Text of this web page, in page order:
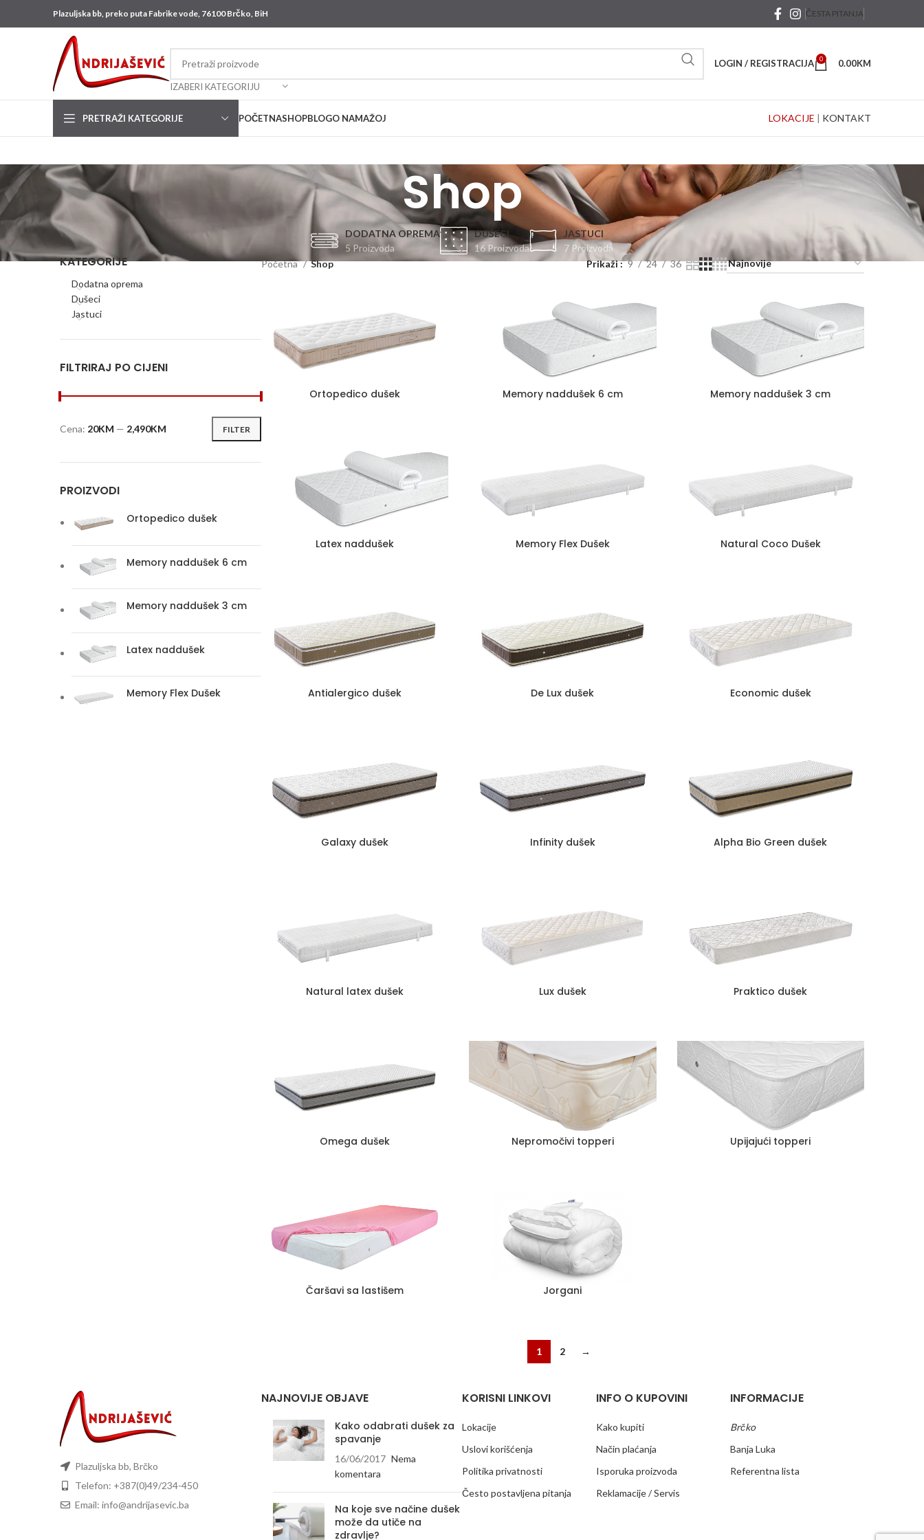
Plazuljska bb, preko puta Fabrike vode, 76100 Brčko, BiH ČESTA PITANJA
IZABERI KATEGORIJU
LOGIN / REGISTRACIJA 0 0.00KM
PRETRAŽI KATEGORIJE POČETNASHOPBLOGO NAMAŽOJ LOKACIJE | KONTAKT
Shop
DODATNA OPREMA
5 Proizvoda
DUŠECI
16 Proizvoda
JASTUCI
7 Proizvoda
KATEGORIJE
Dodatna oprema
Dušeci
Jastuci
FILTRIRAJ PO CIJENI
Minimalna
Maksimalna
FILTER
Cena: 20KM — 2,490KM
PROIZVODI
Ortopedico dušek
Memory naddušek 6 cm
Memory naddušek 3 cm
Latex naddušek
Memory Flex Dušek
Početna Shop Prikaži 9 24 36
Ortopedico dušek Memory naddušek 6 cm Memory naddušek 3 cm
Latex naddušek Memory Flex Dušek Natural Coco Dušek
Antialergico dušek De Lux dušek Economic dušek
Galaxy dušek Infinity dušek Alpha Bio Green dušek
Natural latex dušek Lux dušek Praktico dušek
Omega dušek Nepromočivi topperi Upijajući topperi
Čaršavi sa lastišem Jorgani
1 2 →
Plazuljska bb, Brčko
Telefon: +387(0)49/234-450
Email: info@andrijasevic.ba
NAJNOVIJE OBJAVE
Kako odabrati dušek za
spavanje
16/06/2017 Nema
komentara
Na koje sve načine dušek
može da utiče na
zdravlje?
KORISNI LINKOVI
Lokacije
Uslovi korišćenja
Politika privatnosti
Često postavljena pitanja
INFO O KUPOVINI
Kako kupiti
Način plaćanja
Isporuka proizvoda
Reklamacije / Servis
INFORMACIJE
Brčko
Banja Luka
Referentna lista